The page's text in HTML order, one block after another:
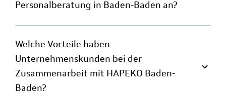
Personalberatung in Baden-Baden an?
Welche Vorteile haben
Unternehmenskunden bei der
Zusammenarbeit mit HAPEKO Baden-
Baden?